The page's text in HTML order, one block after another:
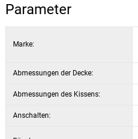
Parameter
Marke:
Abmessungen der Decke:
Abmessungen des Kissens:
Anschalten: